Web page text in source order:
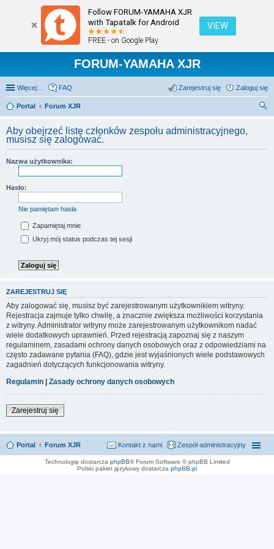
Follow FORUM-YAMAHA XJR
with Tapatalk for Android
FREE - on Google Play
VIEW
FORUM-YAMAHA XJR
Więcej… FAQ Zaloguj się
Zarejestruj się
Portal
Forum XJR
Aby obejrzeć listę członków zespołu administracyjnego,
musisz się zalogować.
Nazwa użytkownika:
Hasło:
Nie pamiętam hasła
Zapamiętaj mnie
Ukryj mój status podczas tej sesji
ZAREJESTRUJ SIĘ
Aby zalogować się, musisz być zarejestrowanym użytkownikiem witryny.
Rejestracja zajmuje tylko chwilę, a znacznie zwiększa możliwości korzystania
z witryny. Administrator witryny może zarejestrowanym użytkownikom nadać
wiele dodatkowych uprawnień. Przed rejestracją zapoznaj się z naszym
regulaminem, zasadami ochrony danych osobowych oraz z odpowiedziami na
często zadawane pytania (FAQ), gdzie jest wyjaśnionych wiele podstawowych
zagadnień dotyczących funkcjonowania witryny.
Regulamin
Zasady ochrony danych osobowych
Zarejestruj się
Portal Forum XJR Zespół administracyjny
Kontakt z nami
Technologię dostarcza phpBB® Forum Software © phpBB Limited
Polski pakiet językowy dostarcza phpBB.pl